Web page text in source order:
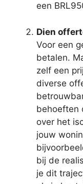
een
Dien
Voor een
betalen.
zelf een
diverse
behoeften
over het
jouw
bij de
je dit